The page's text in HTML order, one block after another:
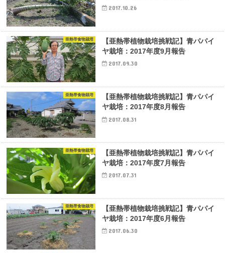
2017.10.26
亜熱帯食物栽培
【亜熱帯植物栽培挑戦記】青パパイ
ヤ栽培：2017年度9月報告
2017.09.30
亜熱帯食物栽培
【亜熱帯植物栽培挑戦記】青パパイ
ヤ栽培：2017年度8月報告
2017.08.31
亜熱帯食物栽培
【亜熱帯植物栽培挑戦記】青パパイ
ヤ栽培：2017年度7月報告
2017.07.31
亜熱帯食物栽培
【亜熱帯植物栽培挑戦記】青パパイ
ヤ栽培：2017年度6月報告
2017.06.30